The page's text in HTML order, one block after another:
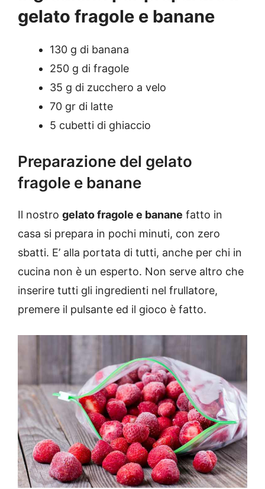
gelato fragole e banane
130 g di banana
250 g di fragole
35 g di zucchero a velo
70 gr di latte
5 cubetti di ghiaccio
Preparazione del gelato
fragole e banane
Il nostro gelato fragole e banane fatto in
casa si prepara in pochi minuti, con zero
sbatti. E’ alla portata di tutti, anche per chi in
cucina non è un esperto. Non serve altro che
inserire tutti gli ingredienti nel frullatore,
premere il pulsante ed il gioco è fatto.